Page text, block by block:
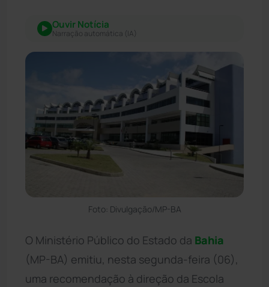
Ouvir Notícia
Narração automática (IA)
Foto: Divulgação/MP-BA
O Ministério Público do Estado da Bahia
(MP-BA) emitiu, nesta segunda-feira (06),
uma recomendação à direção da Escola